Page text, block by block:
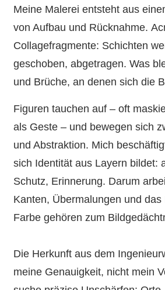
Meine Malerei entsteht aus
von Aufbau und Rücknahme.
Collagefragmente: Schichten
geschoben, abgetragen. Was
und Brüche, an denen sich die
Figuren tauchen auf – oft
als Geste – und bewegen sich
und Abstraktion. Mich
sich Identität aus Layern bildet:
Schutz, Erinnerung. Darum
Kanten, Übermalungen und
Farbe gehören zum
Die Herkunft aus dem
meine Genauigkeit, nicht mein